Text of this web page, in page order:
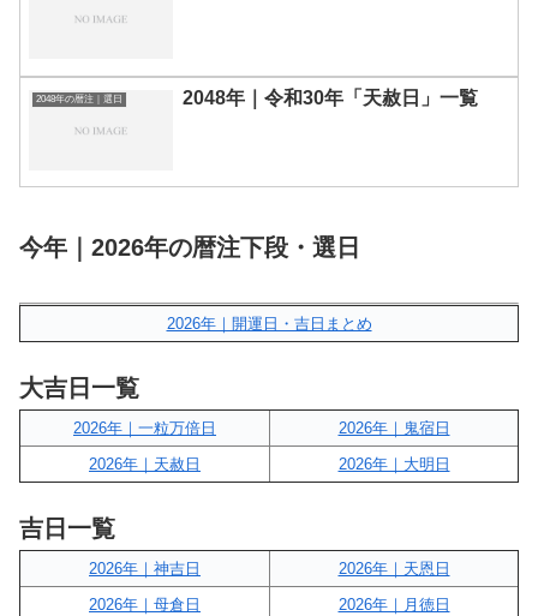
2048年の暦注｜選日 2048年｜令和30年「天赦日」一覧
今年｜2026年の暦注下段・選日
2026年｜開運日・吉日まとめ
大吉日一覧
2026年｜一粒万倍日
2026年｜鬼宿日
2026年｜天赦日
2026年｜大明日
吉日一覧
2026年｜神吉日
2026年｜天恩日
2026年｜母倉日
2026年｜月徳日